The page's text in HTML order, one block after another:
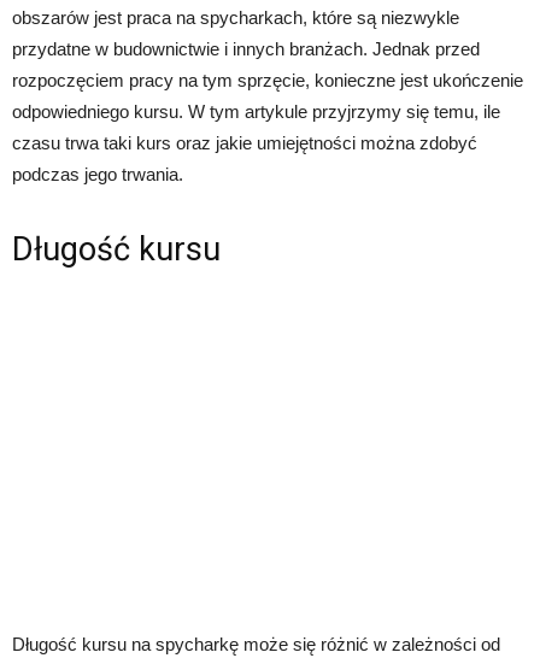
obszarów jest praca na spycharkach, które są niezwykle
przydatne w budownictwie i innych branżach. Jednak przed
rozpoczęciem pracy na tym sprzęcie, konieczne jest ukończenie
odpowiedniego kursu. W tym artykule przyjrzymy się temu, ile
czasu trwa taki kurs oraz jakie umiejętności można zdobyć
podczas jego trwania.
Długość kursu
Długość kursu na spycharkę może się różnić w zależności od